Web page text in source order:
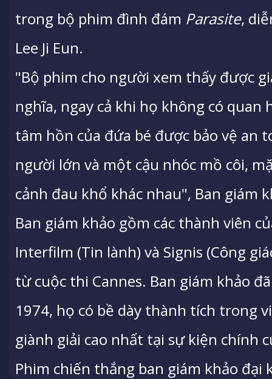
trong bộ phim đình đám Parasite,
Lee Ji Eun.
"Bộ phim cho người xem thấy được
nghĩa, ngay cả khi họ không có
tâm hồn của đứa bé được bảo vệ an
người lớn và một cậu nhóc mồ côi,
cảnh đau khổ khác nhau", Ban giám
Ban giám khảo gồm các thành viên
Interfilm (Tin lành) và Signis (Công
từ cuộc thi Cannes. Ban giám khảo
1974, họ có bề dày thành tích trong
giành giải cao nhất tại sự kiện chính
Phim chiến thắng ban giám khảo đại